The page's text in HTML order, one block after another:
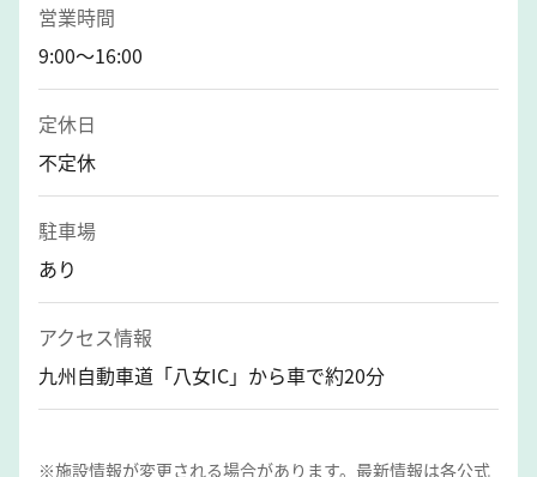
営業時間
9:00～16:00
定休日
不定休
駐車場
あり
アクセス情報
九州自動車道「八女IC」から車で約20分
※施設情報が変更される場合があります。最新情報は各公式